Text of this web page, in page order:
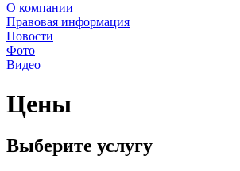
О компании
Правовая информация
Новости
Фото
Видео
Цены
Выберите услугу